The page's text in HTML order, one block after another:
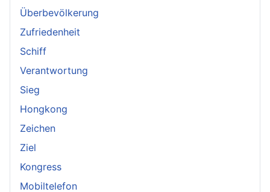
Überbevölkerung
Zufriedenheit
Schiff
Verantwortung
Sieg
Hongkong
Zeichen
Ziel
Kongress
Mobiltelefon